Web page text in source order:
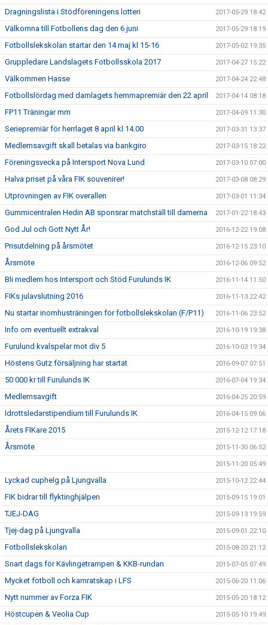
Dragningslista i Stödföreningens lotteri 2017-05-29 18:42
Välkomna till Fotbollens dag den 6 juni 2017-05-29 18:19
Fotbollslekskolan startar den 14 maj kl 15-16 2017-05-02 19:35
Gruppledare Landslagets Fotbollsskola 2017 2017-04-27 15:22
Välkommen Hasse 2017-04-24 22:48
Fotbollslördag med damlagets hemmapremiär den 22 april 2017-04-14 08:18
FP11 Träningar mm 2017-04-09 11:30
Seriepremiär för herrlaget 8 april kl 14.00 2017-03-31 13:37
Medlemsavgift skall betalas via bankgiro 2017-03-15 18:22
Föreningsvecka på Intersport Nova Lund 2017-03-10 07:00
Halva priset på våra FIK souvenirer! 2017-03-08 08:29
Utprovningen av FIK overallen 2017-03-01 11:34
Gummicentralen Hedin AB sponsrar matchställ till damerna 2017-01-22 18:43
God Jul och Gott Nytt År! 2016-12-22 19:08
Prisutdelning på årsmötet 2016-12-15 23:10
Årsmöte 2016-12-06 09:52
Bli medlem hos Intersport och Stöd Furulunds IK 2016-11-14 11:50
FIKs julavslutning 2016 2016-11-13 22:42
Nu startar inomhusträningen för fotbollslekskolan (F/P11) 2016-11-06 23:52
Info om eventuellt extrakval 2016-10-19 19:38
Furulund kvalspelar mot div 5 2016-10-03 19:34
Höstens Gutz försäljning har startat 2016-09-07 07:51
50 000 kr till Furulunds IK 2016-07-04 19:34
Medlemsavgift 2016-04-25 20:59
Idrottsledarstipendium till Furulunds IK 2016-04-15 09:06
Årets FIKare 2015 2015-12-12 17:18
Årsmöte 2015-11-30 06:52
2015-11-20 05:49
Lyckad cuphelg på Ljungvalla 2015-10-12 22:44
FIK bidrar till flyktinghjälpen 2015-09-15 19:01
TJEJ-DAG 2015-09-13 19:59
Tjej-dag på Ljungvalla 2015-09-01 22:10
Fotbollslekskolan 2015-08-20 21:12
Snart dags för Kävlingetrampen & KKB-rundan 2015-07-05 07:49
Mycket fotboll och kamratskap i LFS 2015-06-20 11:06
Nytt nummer av Forza FIK 2015-05-20 18:12
Höstcupen & Veolia Cup 2015-05-10 19:49